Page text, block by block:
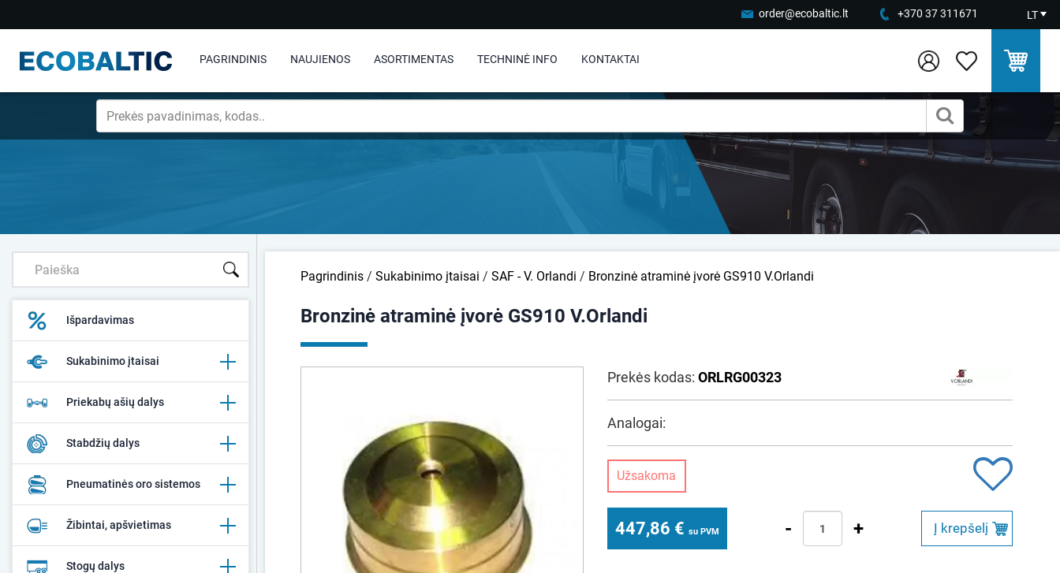
order@ecobaltic.lt +370 37 311671 LT
PAGRINDINIS NAUJIENOS ASORTIMENTAS TECHNINĖ INFO KONTAKTAI
Išpardavimas
Sukabinimo įtaisai
Priekabų ašių dalys
Stabdžių dalys
Pneumatinės oro sistemos
Žibintai, apšvietimas
Stogų dalys
Pagrindinis / Sukabinimo įtaisai / SAF - V. Orlandi / Bronzinė atraminė įvorė GS910 V.Orlandi
Bronzinė atraminė įvorė GS910 V.Orlandi
Prekės kodas: ORLRG00323
Analogai:
Užsakoma
447,86 € su PVM - + Į krepšelį